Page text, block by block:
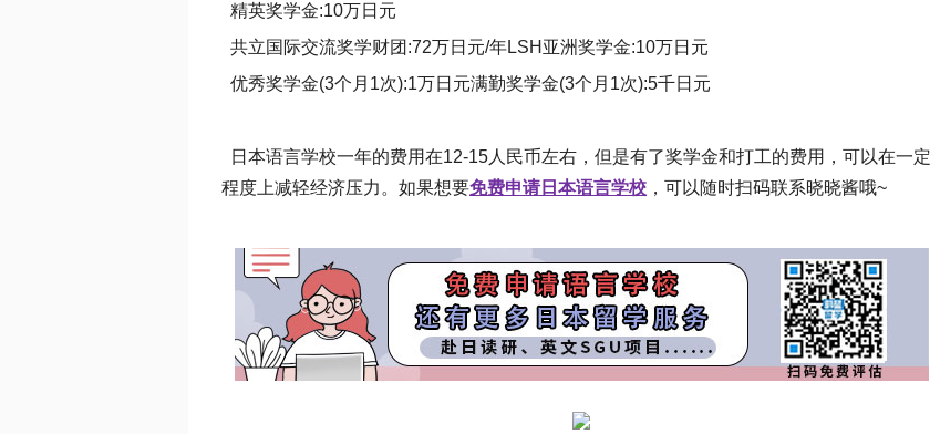
精英奖学金:10万日元
共立国际交流奖学财团:72万日元/年LSH亚洲奖学金:10万日元
优秀奖学金(3个月1次):1万日元满勤奖学金(3个月1次):5千日元
日本语言学校一年的费用在12-15人民币左右，但是有了奖学金和打工的费用，可以在一定
程度上减轻经济压力。如果想要免费申请日本语言学校 ，可以随时扫码联系晓晓酱哦~